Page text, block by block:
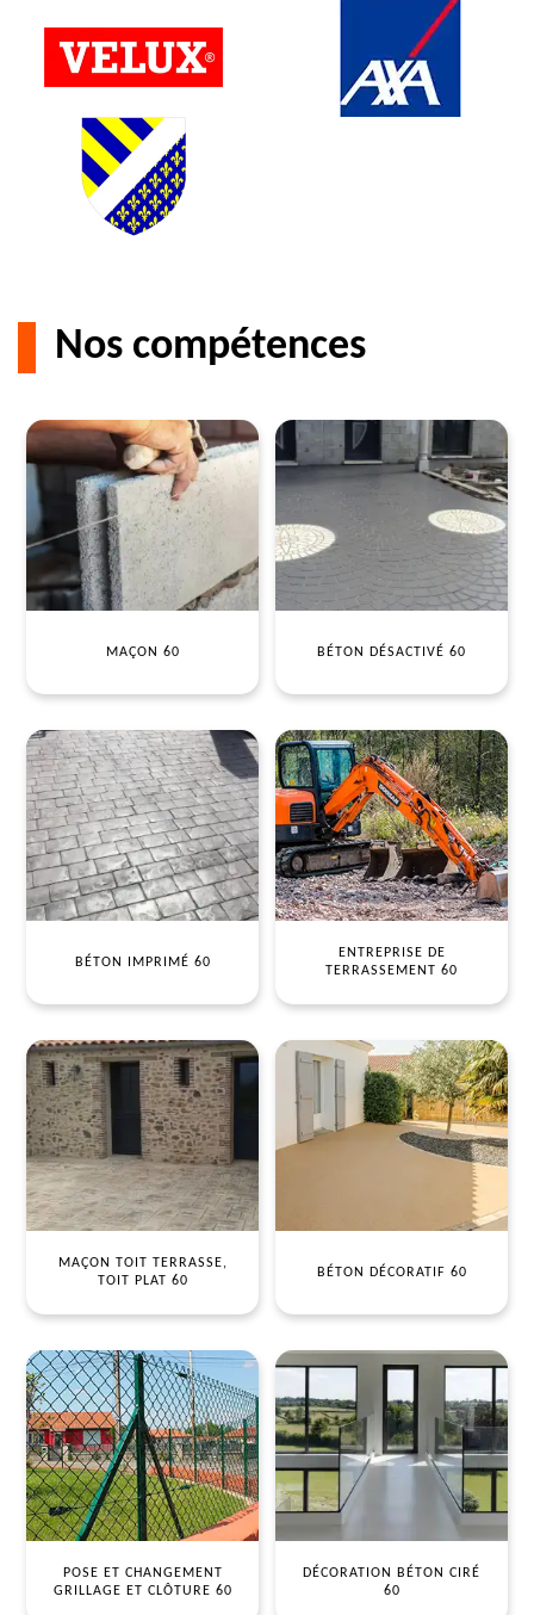
Nos compétences
MAÇON 60 BÉTON DÉSACTIVÉ 60
BÉTON IMPRIMÉ 60
ENTREPRISE DE
TERRASSEMENT 60
MAÇON TOIT TERRASSE,
TOIT PLAT 60
BÉTON DÉCORATIF 60
POSE ET CHANGEMENT
GRILLAGE ET CLÔTURE 60
DÉCORATION BÉTON CIRÉ
60